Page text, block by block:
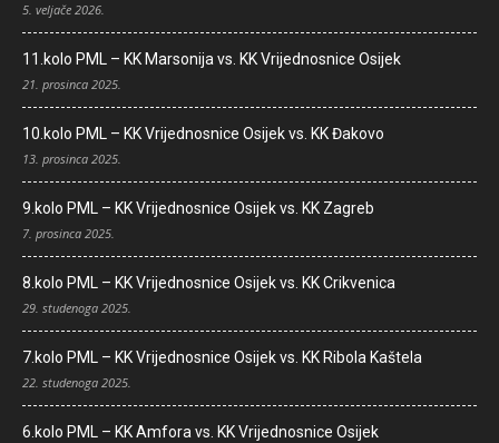
5. veljače 2026.
11.kolo PML – KK Marsonija vs. KK Vrijednosnice Osijek
21. prosinca 2025.
10.kolo PML – KK Vrijednosnice Osijek vs. KK Đakovo
13. prosinca 2025.
9.kolo PML – KK Vrijednosnice Osijek vs. KK Zagreb
7. prosinca 2025.
8.kolo PML – KK Vrijednosnice Osijek vs. KK Crikvenica
29. studenoga 2025.
7.kolo PML – KK Vrijednosnice Osijek vs. KK Ribola Kaštela
22. studenoga 2025.
6.kolo PML – KK Amfora vs. KK Vrijednosnice Osijek